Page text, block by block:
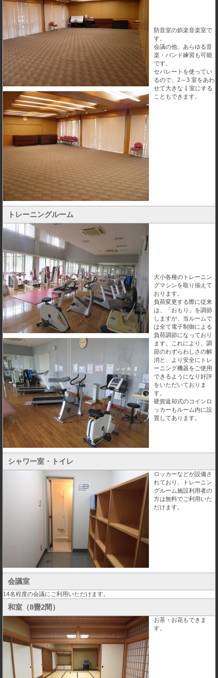
防音室の娯楽音楽室で
す。
会議の他、あらゆる音
楽・バンド練習も可能
です。
セパレートを使ってい
るので、2～3 室をあわ
せて大きな 1 室にする
こともできます。
トレーニングルーム
大小各種のトレーニン
グマシンを取り揃えて
おります。
負荷変更する際に従来
は、「おもり」を調節
しますが、当ルームで
は全て電子制御による
負荷調節になっており
ます。これにより、調
節のわずらわしさの解
消と、より安全にトレ
ーニング機器をご使用
できるようになり好評
をいただいておりま
す。
硬貨返却式のコインロ
ッカーもルーム内に設
置してあります。
シャワー室・トイレ
ロッカーなどが設備さ
れており、トレーニン
グルーム施設利用者の
方は無料でご利用いた
だけます。
会議室
14名程度の会議にご利用いただけます。
和室（8畳2間）
お茶・お花もできま
す。